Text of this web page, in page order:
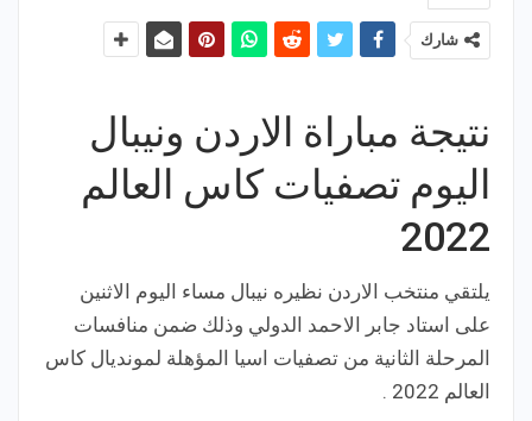
شارك
نتيجة مباراة الاردن ونيبال
اليوم تصفيات كاس العالم
2022
يلتقي منتخب الاردن نظيره نيبال مساء اليوم الاثنين
على استاد جابر الاحمد الدولي وذلك ضمن منافسات
المرحلة الثانية من تصفيات اسيا المؤهلة لمونديال كاس
العالم 2022 .